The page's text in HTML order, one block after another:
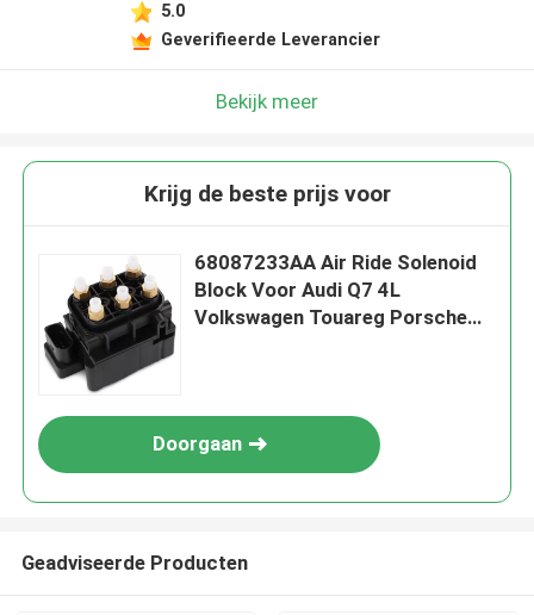
5.0
Geverifieerde Leverancier
Bekijk meer
Krijg de beste prijs voor
68087233AA Air Ride Solenoid
Block Voor Audi Q7 4L
Volkswagen Touareg Porsche
Doorgaan
Geadviseerde Producten